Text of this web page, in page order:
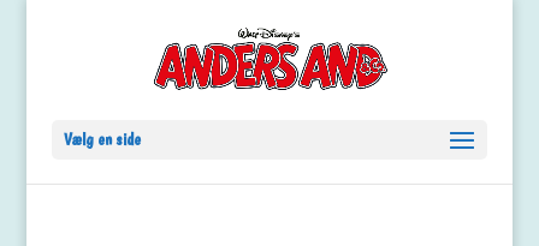
Vælg en side